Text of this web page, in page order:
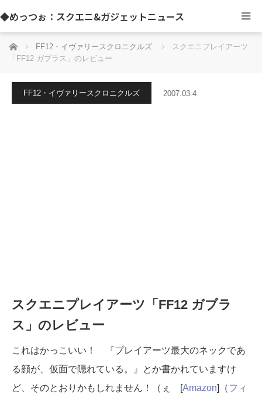
◆めっつぉ：スクエニ&ガジェットニュース
ホーム FF12・イヴァリースクロニクルズ
スクエニプレイアーツ
「FF12 ガブラス」のレビュー
FF12・イヴァリースクロニクルズ 2007.03.4
スクエニプレイアーツ「FF12 ガブラ
ス」のレビュー
これはかっこいい！ 『プレイアーツ最大のネックであ
る顔が、仮面で隠れている。』とか書かれていますけ
ど、そのとおりかもしれません！（ぇ [Amazon]（フィ